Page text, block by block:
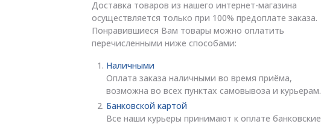
Доставка товаров из нашего интернет-магазина
осуществляется только при 100% предоплате заказа.
Понравившиеся Вам товары можно оплатить
перечисленными ниже способами:
Наличными
Оплата заказа наличными во время приёма,
возможна во всех пунктах самовывоза и курьерам.
Банковской картой
Все наши курьеры принимают к оплате банковские